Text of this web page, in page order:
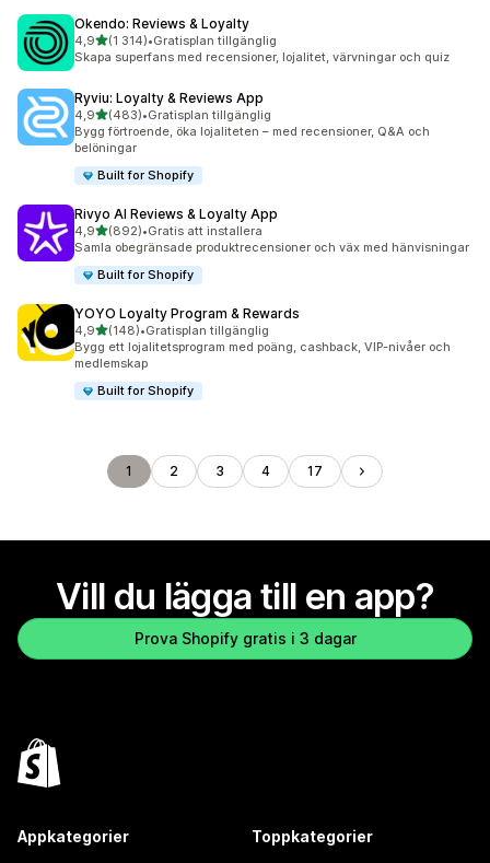
Okendo: Reviews & Loyalty
4,9av 5 stjärnor
(1 314)
1314 recensioner totalt
•Gratisplan tillgänglig
Skapa superfans med recensioner, lojalitet, värvningar och quiz
Ryviu: Loyalty & Reviews App
4,9av 5 stjärnor
(483)
483 recensioner totalt
•Gratisplan tillgänglig
Bygg förtroende, öka lojaliteten – med recensioner, Q&A och
belöningar
Built for Shopify
Rivyo AI Reviews & Loyalty App
4,9av 5 stjärnor
(892)
892 recensioner totalt
•Gratis att installera
Samla obegränsade produktrecensioner och väx med hänvisningar
Built for Shopify
YOYO Loyalty Program & Rewards
4,9av 5 stjärnor
(148)
148 recensioner totalt
•Gratisplan tillgänglig
Bygg ett lojalitetsprogram med poäng, cashback, VIP-nivåer och
medlemskap
Built for Shopify
1 2 3 4 17
Vill du lägga till en app?
Prova Shopify gratis i 3 dagar
Appkategorier Toppkategorier